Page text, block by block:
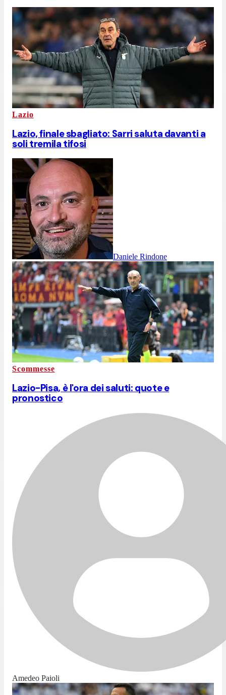
Lazio
Lazio, finale sbagliato: Sarri saluta davanti a
soli tremila tifosi
Daniele Rindone
Scommesse
Lazio-Pisa, è l'ora dei saluti: quote e
pronostico
Amedeo Paioli